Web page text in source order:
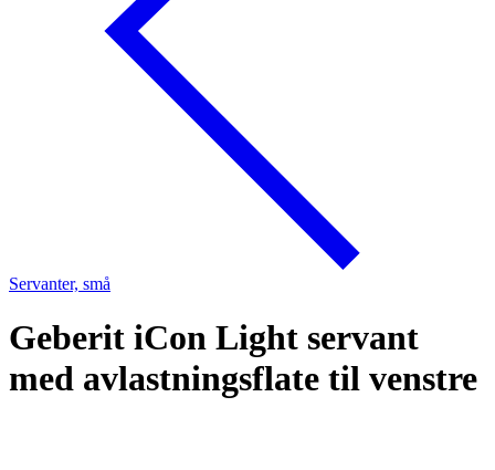
Servanter, små
Geberit iCon Light servant
med avlastningsflate til venstre